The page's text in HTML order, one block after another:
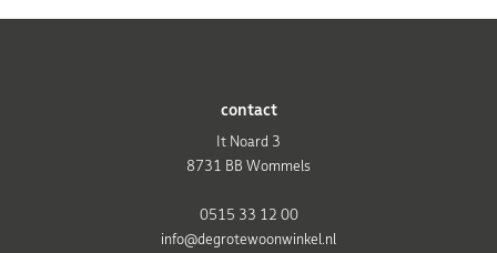
contact
It Noard 3
8731 BB Wommels
0515 33 12 00
info@degrotewoonwinkel.nl